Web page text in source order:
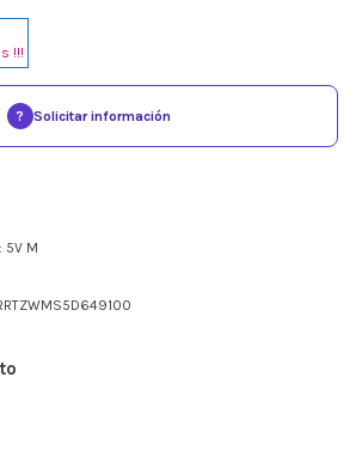
!!!
? Solicitar información
5V M